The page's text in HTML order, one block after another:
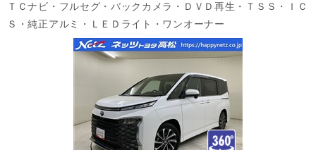
ＴＣナビ・フルセグ・バックカメラ・ＤＶＤ再生・ＴＳＳ・ＩＣ
Ｓ・純正アルミ・ＬＥＤライト・ワンオーナー